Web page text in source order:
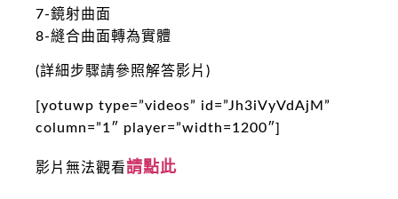
7-鏡射曲面
8-縫合曲面轉為實體
(詳細步驟請參照解答影片)
[yotuwp type=”videos” id=”Jh3iVyVdAjM”
column=”1″ player=”width=1200″]
影片無法觀看請點此